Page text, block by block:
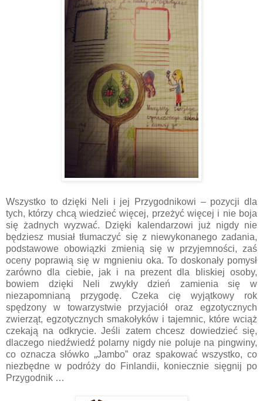
Wszystko to dzięki Neli i jej Przygodnikowi – pozycji dla
tych, którzy chcą wiedzieć więcej, przeżyć więcej i nie boja
się żadnych wyzwać. Dzięki kalendarzowi już nigdy nie
będziesz musiał tłumaczyć się z niewykonanego zadania,
podstawowe obowiązki zmienią się w przyjemności, zaś
oceny poprawią się w mgnieniu oka. To doskonały pomysł
zarówno dla ciebie, jak i na prezent dla bliskiej osoby,
bowiem dzięki Neli zwykły dzień zamienia się w
niezapomnianą przygodę. Czeka cię wyjątkowy rok
spędzony w towarzystwie przyjaciół oraz egzotycznych
zwierząt, egzotycznych smakołyków i tajemnic, które wciąż
czekają na odkrycie. Jeśli zatem chcesz dowiedzieć się,
dlaczego niedźwiedź polarny nigdy nie poluje na pingwiny,
co oznacza słówko „Jambo” oraz spakować wszystko, co
niezbędne w podróży do Finlandii, koniecznie sięgnij po
Przygodnik …